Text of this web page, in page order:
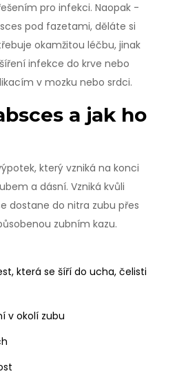
pro infekci. Naopak -
pod fazetami, děláte si
okamžitou léčbu, jinak
infekce do krve nebo
v mozku nebo srdci.
a jak ho
který vzniká na konci
a dásní. Vzniká kvůli
dostane do nitra zubu přes
zubním kazu.
která se šíří do ucha, čelisti
v okolí zubu